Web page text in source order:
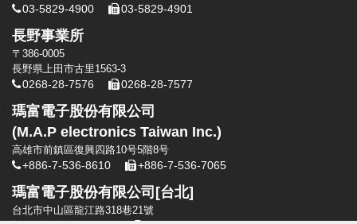
03-5829-4900 03-5829-4901
長野事業所
〒386-0005
長野県上田市古里1563-3
0268-28-7576 0268-28-7577
瑪富電子股份有限公司
(M.A.P electronics Taiwan Inc.)
高雄市前鎮區復興四路10号5階8号
+886-7-536-8610 +886-7-536-7065
瑪富電子股份有限公司[台北]
台北市中山區龍江路318巷21號